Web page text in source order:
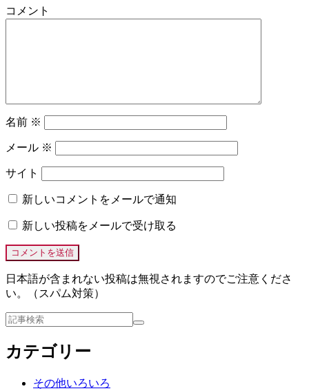
コメント
名前 ※
メール ※
サイト
新しいコメントをメールで通知
新しい投稿をメールで受け取る
日本語が含まれない投稿は無視されますのでご注意くださ
い。（スパム対策）
カテゴリー
その他いろいろ